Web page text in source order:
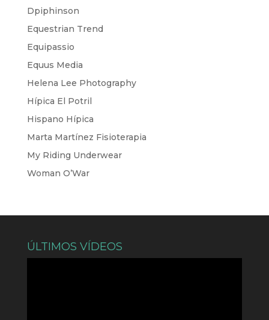
Dpiphinson
Equestrian Trend
Equipassio
Equus Media
Helena Lee Photography
Hípica El Potril
Hispano Hípica
Marta Martínez Fisioterapia
My Riding Underwear
Woman O’War
ÚLTIMOS VÍDEOS